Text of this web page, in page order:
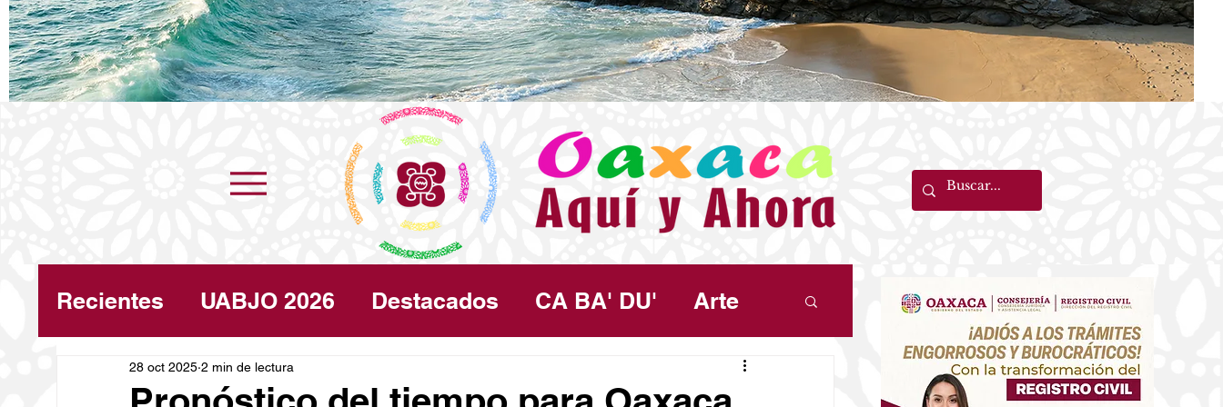
Recientes UABJO 2026 Destacados CA BA' DU' Arte
Congreso Turismo Salud
28 oct 2025 2 min de lectura